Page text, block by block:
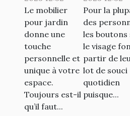
ATECH
pour son
mobilier de
jardin ?
Le mobilier
pour jardin
donne une
touche
personnelle et
unique à votre
espace.
Toujours est-il
qu’il faut...
prendre
Pour la
des
les boutons
le visage
partir de
lot de souci
quotidien
puisque...